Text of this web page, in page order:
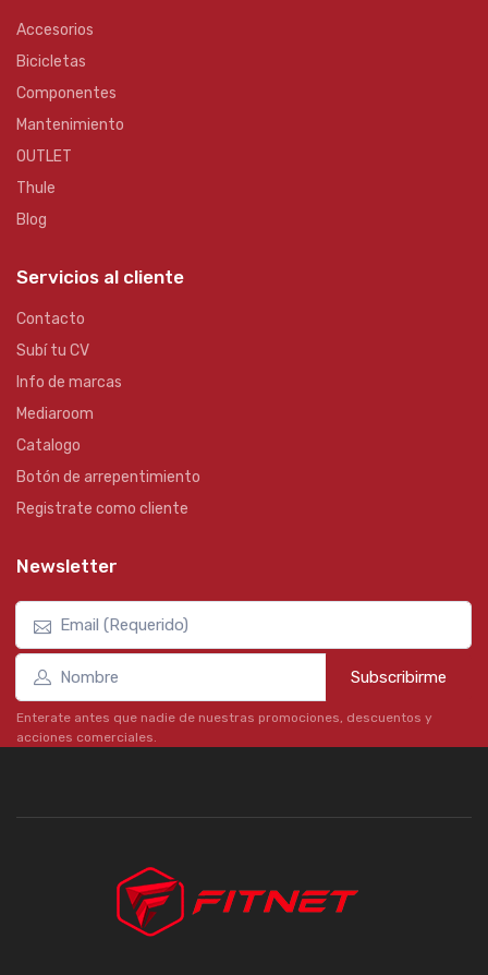
Accesorios
Bicicletas
Componentes
Mantenimiento
OUTLET
Thule
Blog
Servicios al cliente
Contacto
Subí tu CV
Info de marcas
Mediaroom
Catalogo
Botón de arrepentimiento
Registrate como cliente
Newsletter
Subscribirme
Enterate antes que nadie de nuestras promociones, descuentos y
acciones comerciales.